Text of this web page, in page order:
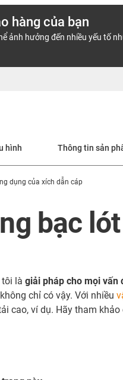
hàng của bạn
ảnh hưởng đến nhiều yếu tố
hình Thông tin sản
dụng của xích dẫn cáp
bạc
là giải pháp cho mọi vấn
chỉ có vậy. Với nhiều
cao, ví dụ. Hãy tham